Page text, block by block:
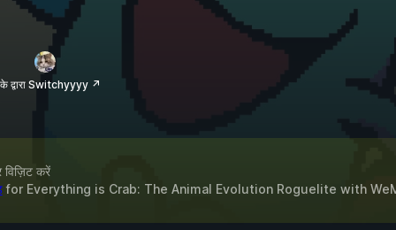
द्वारा Switchyyyy ↗
करें
for Everything is Crab: The Animal Evolution Roguelite with